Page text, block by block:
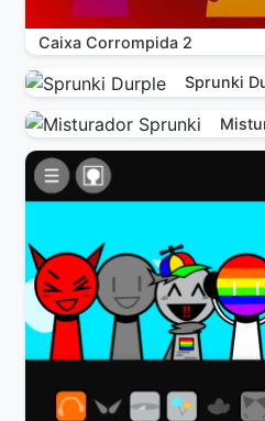
Caixa Corrompida 2
Sprunki